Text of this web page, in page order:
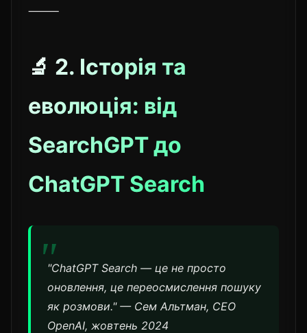
⸻
🔬 2. Історія та
еволюція: від
SearchGPT до
ChatGPT Search
"ChatGPT Search — це не просто
оновлення, це переосмислення пошуку
як розмови." — Сем Альтман, CEO
OpenAI, жовтень 2024